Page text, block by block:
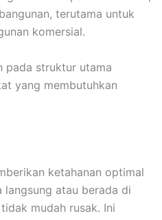
terutama untuk
komersial.
pada struktur utama
yang membutuhkan
ketahanan optimal
atau berada di
mudah rusak. Ini